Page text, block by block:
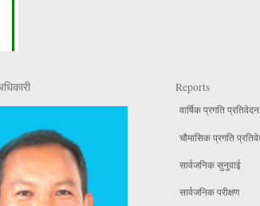
Reports
वार्षिक प्रगति प्रतिवेदन
चौमासिक प्रगति
सार्वजनिक सुनुवाई
सार्वजनिक परीक्षण